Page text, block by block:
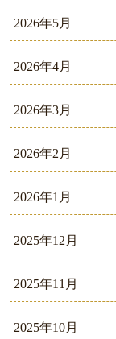
2026年5月
2026年4月
2026年3月
2026年2月
2026年1月
2025年12月
2025年11月
2025年10月